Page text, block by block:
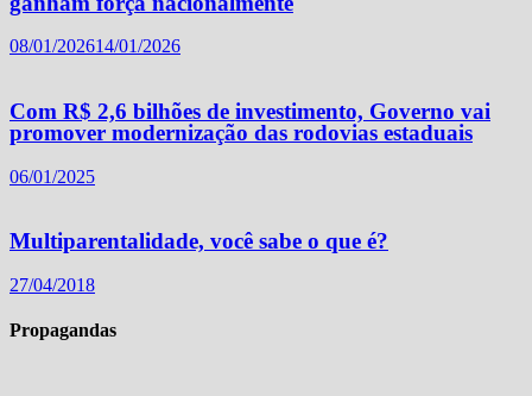
08/01/202614/01/2026
Com R$ 2,6 bilhões de investimento, Governo vai
promover modernização das rodovias estaduais
06/01/2025
Multiparentalidade, você sabe o que é?
27/04/2018
Propagandas